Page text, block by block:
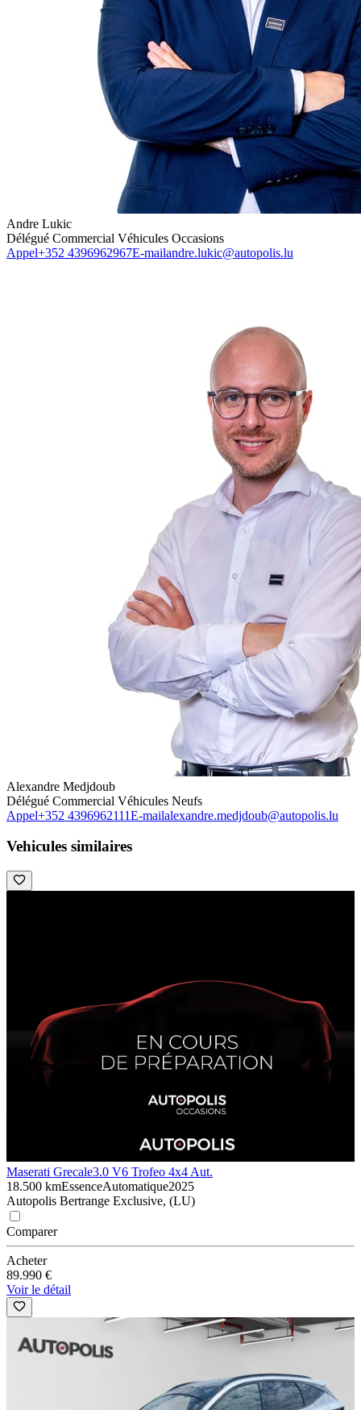
Andre Lukic
Délégué Commercial Véhicules Occasions
Appel+352 4396962967E-mailandre.lukic@autopolis.lu
Alexandre Medjdoub
Délégué Commercial Véhicules Neufs
Appel+352 4396962111E-mailalexandre.medjdoub@autopolis.lu
Vehicules similaires
Maserati Grecale3.0 V6 Trofeo 4x4 Aut.
18.500 kmEssenceAutomatique2025
Autopolis Bertrange Exclusive, (LU)
Comparer
Acheter
89.990 €
Voir le détail